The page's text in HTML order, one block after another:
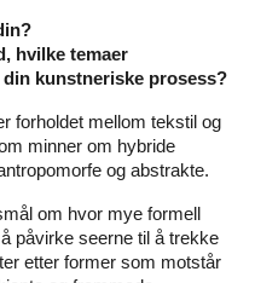
hvilke temaer
kunstneriske prosess?
forholdet mellom tekstil og
minner om hybride
og abstrakte.
om hvor mye formell
påvirke seerne til å trekke
etter former som motstår